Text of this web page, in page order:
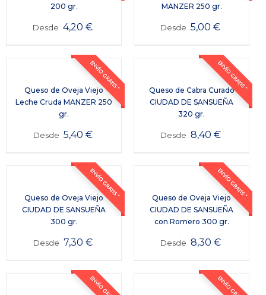
200 gr.
Desde 4,20€
MANZER 250 gr.
Desde 5,00€
ENVÍO GRATIS *
Queso de Oveja Viejo
Leche Cruda MANZER 250
gr.
Desde 5,40 €
ENVÍO GRATIS *
Queso de Cabra Curado
CIUDAD DE SANSUEÑA
320 gr.
Desde 8,40 €
ENVÍO GRATIS *
Queso de Oveja Viejo
CIUDAD DE SANSUEÑA
300 gr.
Desde 7,30 €
ENVÍO GRATIS *
Queso de Oveja Viejo
CIUDAD DE SANSUEÑA
con Romero 300 gr.
Desde 8,30 €